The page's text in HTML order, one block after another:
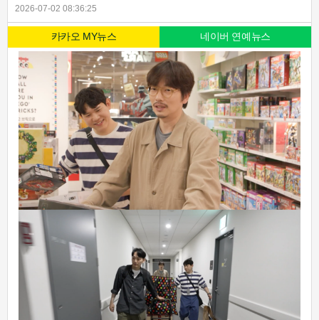
2026-07-02 08:36:25
카카오 MY뉴스 네이버 연예뉴스